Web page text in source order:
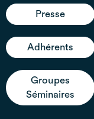
Presse
Adhérents
Groupes
Séminaires